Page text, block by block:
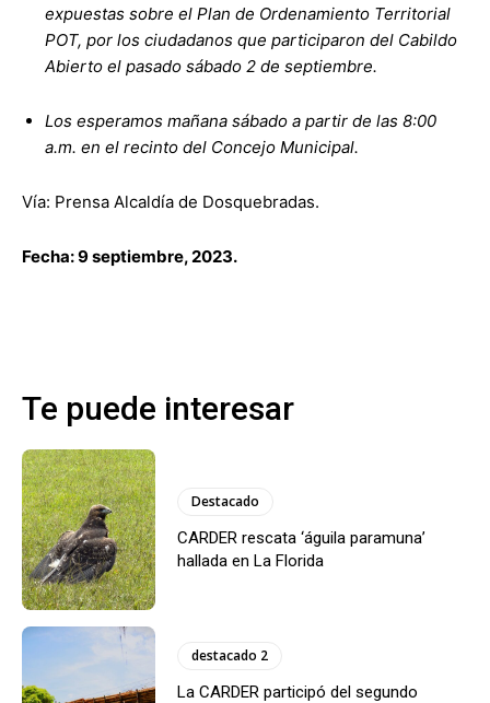
expuestas sobre el Plan de Ordenamiento Territorial
POT, por los ciudadanos que participaron del Cabildo
Abierto el pasado sábado 2 de septiembre.
Los esperamos mañana sábado a partir de las 8:00
a.m. en el recinto del Concejo Municipal.
Vía: Prensa Alcaldía de Dosquebradas.
Fecha: 9 septiembre, 2023.
Te puede interesar
Destacado
CARDER rescata ‘águila paramuna’
hallada en La Florida
destacado 2
La CARDER participó del segundo